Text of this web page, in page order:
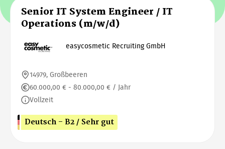
Senior IT System Engineer / IT
Operations (m/w/d)
easycosmetic Recruiting GmbH
14979, Großbeeren
60.000,00 € - 80.000,00 € / Jahr
Vollzeit
Deutsch - B2 / Sehr gut